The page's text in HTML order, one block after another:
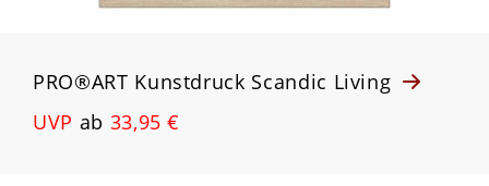
PRO®ART Kunstdruck Scandic Living
UVP ab 33,95 €